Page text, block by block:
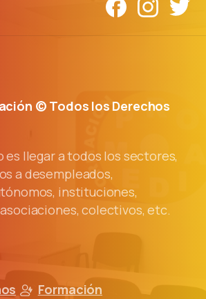
© Todos los Derechos
llegar a todos los sectores,
a desempleados,
instituciones,
colectivos, etc.
Formación